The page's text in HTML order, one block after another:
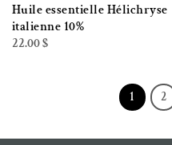
Huile essentielle Hélichryse
italienne 10%
22.00$
1 2